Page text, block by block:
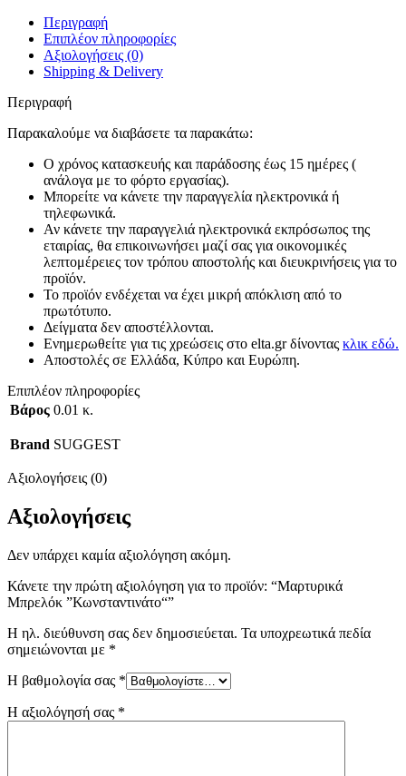
Περιγραφή
Επιπλέον πληροφορίες
Αξιολογήσεις (0)
Shipping & Delivery
Περιγραφή
Παρακαλούμε να διαβάσετε τα παρακάτω:
Ο χρόνος κατασκευής και παράδοσης έως 15 ημέρες (
ανάλογα με το φόρτο εργασίας).
Μπορείτε να κάνετε την παραγγελία ηλεκτρονικά ή
τηλεφωνικά.
Αν κάνετε την παραγγελιά ηλεκτρονικά εκπρόσωπος της
εταιρίας, θα επικοινωνήσει μαζί σας για οικονομικές
λεπτομέρειες τον τρόπου αποστολής και διευκρινήσεις για το
προϊόν.
Το προϊόν ενδέχεται να έχει μικρή απόκλιση από το
πρωτότυπο.
Δείγματα δεν αποστέλλονται.
Ενημερωθείτε για τις χρεώσεις στο elta.gr δίνοντας κλικ εδώ.
Αποστολές σε Ελλάδα, Κύπρο και Ευρώπη.
Επιπλέον πληροφορίες
Βάρος 0.01 κ.
Brand SUGGEST
Αξιολογήσεις (0)
Αξιολογήσεις
Δεν υπάρχει καμία αξιολόγηση ακόμη.
Κάνετε την πρώτη αξιολόγηση για το προϊόν: “Μαρτυρικά
Μπρελόκ ”Κωνσταντινάτο“”
Η ηλ. διεύθυνση σας δεν δημοσιεύεται. Τα υποχρεωτικά πεδία
σημειώνονται με *
Η βαθμολογία σας *
Η αξιολόγησή σας *